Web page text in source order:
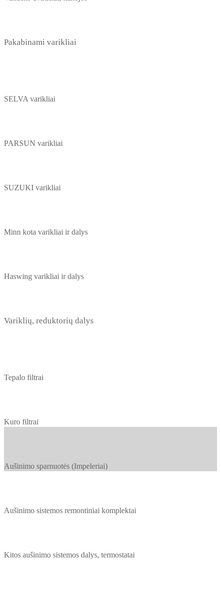
Pakabinami varikliai
SELVA varikliai
PARSUN varikliai
SUZUKI varikliai
Minn kota varikliai ir dalys
Haswing varikliai ir dalys
Variklių, reduktorių dalys
Tepalo filtrai
Kuro filtrai
Aušinimo sparnuotės (Impeleriai)
Aušinimo sistemos remontiniai komplektai
Kitos aušinimo sistemos dalys, termostatai